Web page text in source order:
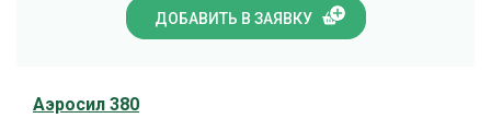
ДОБАВИТЬ В ЗАЯВКУ
Аэросил 380